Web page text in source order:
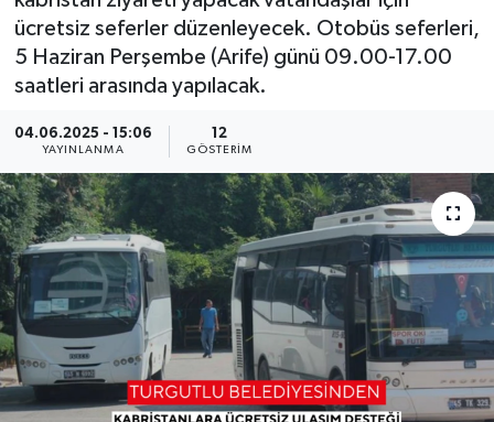
ücretsiz seferler düzenleyecek. Otobüs seferleri,
5 Haziran Perşembe (Arife) günü 09.00-17.00
saatleri arasında yapılacak.
04.06.2025 - 15:06
YAYINLANMA
12
GÖSTERIM
KÜLTÜR SANAT
YAŞAM
LIFE
SARIGÖL
SARUHANLI
SELENDİ
KIRKAĞAÇ
DEMİRCİ
GÖLMARMARA
GÖRDES
KÖPRÜBAŞI
KULA
SALİHLİ
SARIGÖL
SARUHANLI
ŞEHZADELER
SELENDİ
EKONOMİ
EĞİTİM
KÜLTÜR SANAT
SPOR
YAŞAM
LIFE
BİLİM VE TEKNOLOJİ